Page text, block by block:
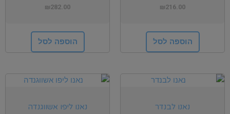
₪216.00
הוספה לסל
₪282.00
הוספה לסל
נאנו לבנדר נאנו ליפו אשווגנדה